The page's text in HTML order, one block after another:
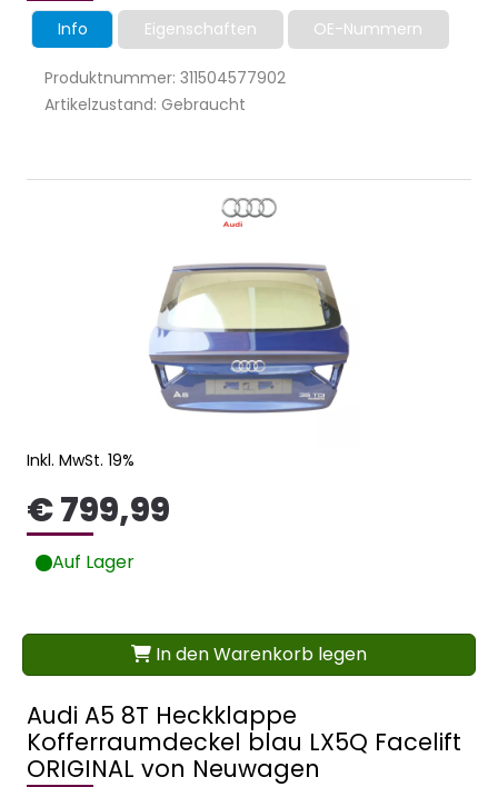
Info Eigenschaften OE-Nummern
Produktnummer: 311504577902
Artikelzustand: Gebraucht
Audi A5 8T Heckklappe
Kofferraumdeckel blau LX5Q Facelift
ORIGINAL von Neuwagen
Inkl. MwSt. 19%
€ 799,99
Auf Lager
In den Warenkorb legen